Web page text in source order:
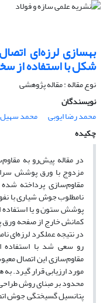
شکل با استفاده از
نوع مقاله : مقاله پژوهشی
نویسندگان
محمد رضا ایوبی
محمد
چکیده
در مقاله پیش‌رو به
مزدوج با ورق پوشش
مقاوم‌سازی پرداخته
نامطلوب جوش شیاری با
پوشش ستون و یا استفاده
کمانش خارج از صفحه
در نتیجه عملکرد لرزه‌ای
رو سعی شد با استفاده
مقاوم‌سازی این اتصال
مورد ارزیابی قرار گیرد.
محدود بر مبنای روش
پتانسیل گسیختگی جوش